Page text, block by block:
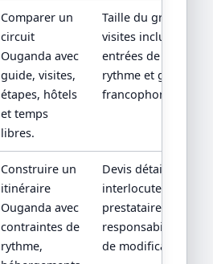
Comparer un
circuit
Ouganda avec
guide, visites,
étapes, hôtels
et temps
libres.
Taille du groupe,
visites incluses,
entrées de sites,
rythme et guide
francophone.
Construire un
itinéraire
Ouganda avec
contraintes de
rythme,
Devis détaillé,
interlocuteur,
prestataires locaux
responsabilités en
de modification.